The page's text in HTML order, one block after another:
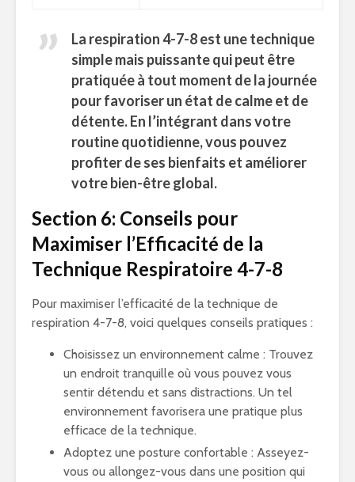
La respiration 4-7-8 est une technique
simple mais puissante qui peut être
pratiquée à tout moment de la journée
pour favoriser un état de calme et de
détente. En l’intégrant dans votre
routine quotidienne, vous pouvez
profiter de ses bienfaits et améliorer
votre bien-être global.
Section 6: Conseils pour
Maximiser l’Efficacité de la
Technique Respiratoire 4-7-8
Pour maximiser l’efficacité de la technique de
respiration 4-7-8, voici quelques conseils pratiques :
Choisissez un environnement calme : Trouvez
un endroit tranquille où vous pouvez vous
sentir détendu et sans distractions. Un tel
environnement favorisera une pratique plus
efficace de la technique.
Adoptez une posture confortable : Asseyez-
vous ou allongez-vous dans une position qui